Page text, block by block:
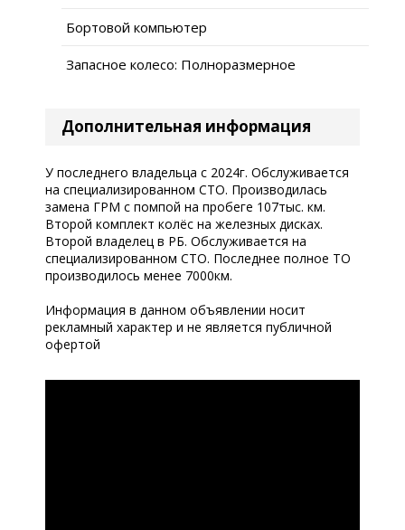
Бортовой компьютер
Запасное колесо: Полноразмерное
Дополнительная информация
У последнего владельца с 2024г. Обслуживается
на специализированном СТО. Производилась
замена ГРМ с помпой на пробеге 107тыс. км.
Второй комплект колёс на железных дисках.
Второй владелец в РБ. Обслуживается на
специализированном СТО. Последнее полное ТО
производилось менее 7000км.
Информация в данном объявлении носит
рекламный характер и не является публичной
офертой